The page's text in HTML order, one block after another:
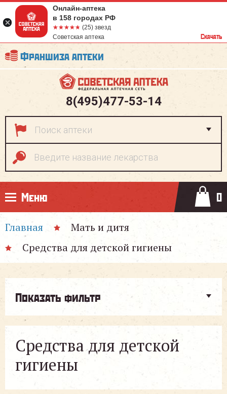
Франшиза аптеки
8(495)477-53-14
Меню 0
Главная
Мать и дитя
Средства для детской гигиены
Средства для детской
гигиены
Показать фильтр
Онлайн-аптека
в 158 городах РФ
☆☆☆☆☆
★★★★★ (25) звезд
Советская аптека
Скачать